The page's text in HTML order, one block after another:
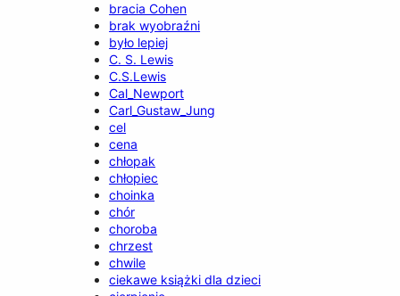
bracia Cohen
brak wyobraźni
było lepiej
C. S. Lewis
C.S.Lewis
Cal_Newport
Carl_Gustaw_Jung
cel
cena
chłopak
chłopiec
choinka
chór
choroba
chrzest
chwile
ciekawe książki dla dzieci